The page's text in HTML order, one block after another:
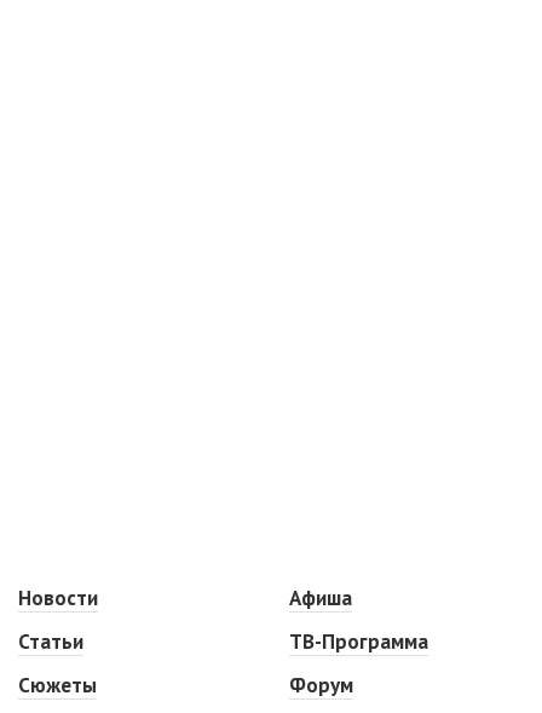
Новости
Статьи
Сюжеты
Афиша
ТВ-Программа
Форум